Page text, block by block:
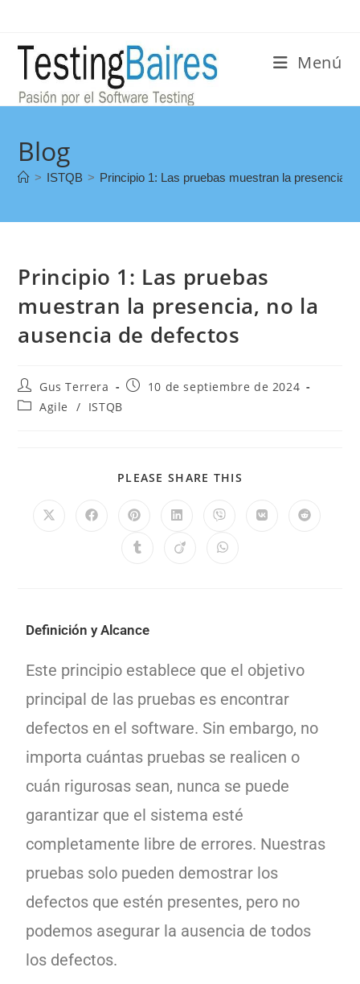
Menú
Blog
> ISTQB > Principio 1: Las pruebas muestran la presencia,
Principio 1: Las pruebas
muestran la presencia, no la
ausencia de defectos
Gus Terrera
10 de septiembre de 2024
Agile
/ ISTQB
PLEASE SHARE THIS
Definición y Alcance
Este principio establece que el objetivo
principal de las pruebas es encontrar
defectos en el software. Sin embargo, no
importa cuántas pruebas se realicen o
cuán rigurosas sean, nunca se puede
garantizar que el sistema esté
completamente libre de errores. Nuestras
pruebas solo pueden demostrar los
defectos que estén presentes, pero no
podemos asegurar la ausencia de todos
los defectos.